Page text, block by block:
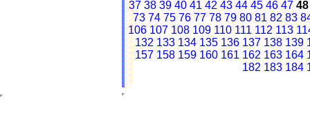
37 38 39 40 41 42 43 44 45 46 47 48
73 74 75 76 77 78 79 80 81 82 83
106 107 108 109 110 111 112 113
132 133 134 135 136 137 138 139
157 158 159 160 161 162 163 164
182 183 184